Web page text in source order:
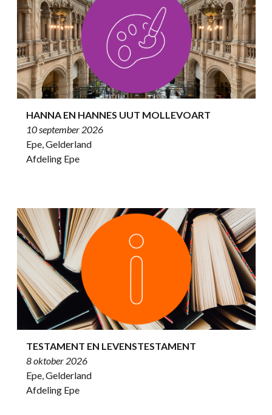
HANNA EN HANNES UUT MOLLEVOART
10 september 2026
Epe, Gelderland
Afdeling Epe
TESTAMENT EN LEVENSTESTAMENT
8 oktober 2026
Epe, Gelderland
Afdeling Epe